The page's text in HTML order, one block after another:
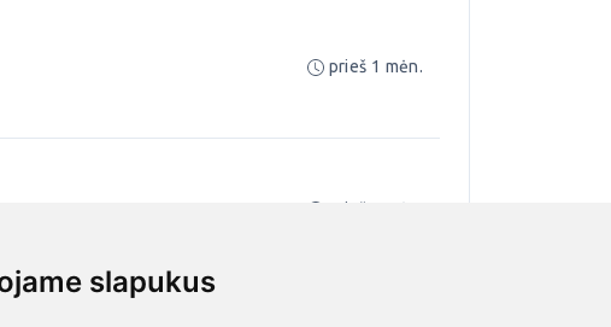
slapukus
prieš 1 mėn.
prieš 1 mėn.